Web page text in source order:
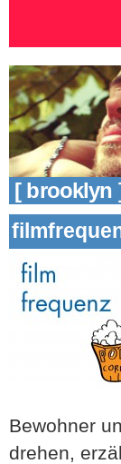
[ brooklyn
Bewohner
drehen,